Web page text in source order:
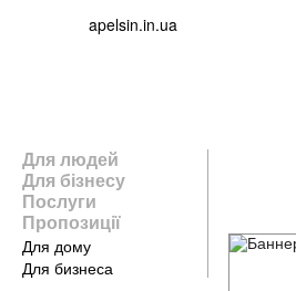
apelsin.in.ua
Для людей
Для бізнесу
Послуги
Пропозиції
Для дому
Для бизнеса